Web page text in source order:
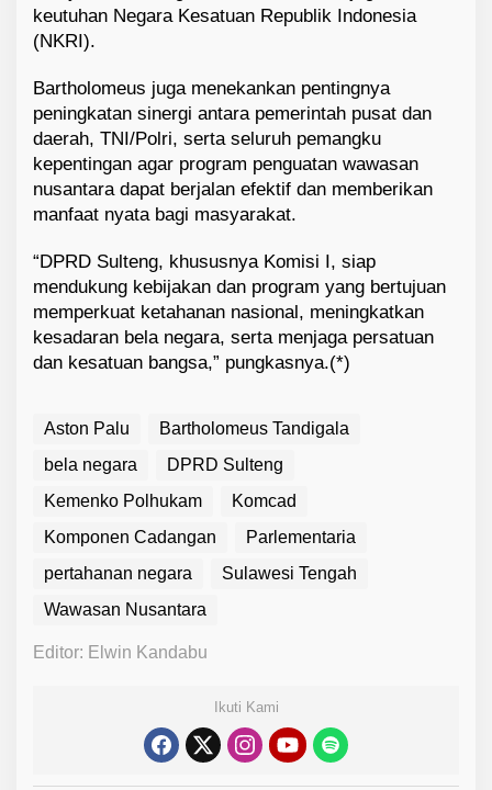
keutuhan Negara Kesatuan Republik Indonesia
(NKRI).
Bartholomeus juga menekankan pentingnya
peningkatan sinergi antara pemerintah pusat dan
daerah, TNI/Polri, serta seluruh pemangku
kepentingan agar program penguatan wawasan
nusantara dapat berjalan efektif dan memberikan
manfaat nyata bagi masyarakat.
“DPRD Sulteng, khususnya Komisi I, siap
mendukung kebijakan dan program yang bertujuan
memperkuat ketahanan nasional, meningkatkan
kesadaran bela negara, serta menjaga persatuan
dan kesatuan bangsa,” pungkasnya.(*)
Aston Palu
Bartholomeus Tandigala
bela negara
DPRD Sulteng
Kemenko Polhukam
Komcad
Komponen Cadangan
Parlementaria
pertahanan negara
Sulawesi Tengah
Wawasan Nusantara
Editor: Elwin Kandabu
Ikuti Kami